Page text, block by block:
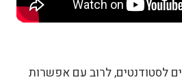
לסטודנטים, לרוב עם אפשרות